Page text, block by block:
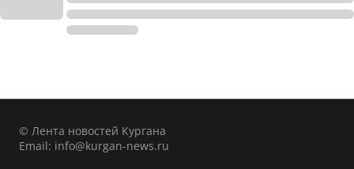
© Лента новостей Кургана
Email: info@kurgan-news.ru